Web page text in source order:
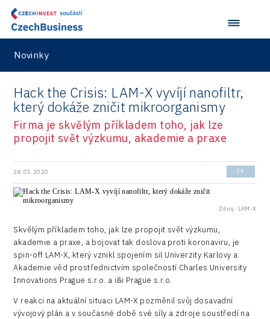
VisionCraft
Hunter Games
Kaleido
Virtual Lab
City
Manufacturing
Rail
Road
Connectivity
Consulting
Data services
Infrastructure
Logic/MaaS
R&D
Security
PPP projekty
Průmyslová zóna
Společenská odpovědnost
Technická infrastruktura
Technické vzdělávání
Konference Potenciál místní ekonomiky 2021
Konference Potenciál místní ekonomiky 2018
Pasportizace
Novinky
Hack the Crisis: LAM-X vyvíjí nanofiltr,
který dokáže zničit mikroorganismy
Firma je skvělým příkladem toho, jak lze
propojit svět výzkumu, akademie a praxe
28.05.2020 ČR
Zdroj: LAM-X
Skvělým příkladem toho, jak lze propojit svět výzkumu,
akademie a praxe, a bojovat tak doslova proti koronaviru, je
spin-off LAM-X, který vznikl spojením sil Univerzity Karlovy a
Akademie věd prostřednictvím společností Charles University
Innovations Prague s.r.o. a i&i Prague s.r.o.
V reakci na aktuální situaci LAM-X pozměnil svůj dosavadní
vývojový plán a v současné době své síly a zdroje soustředí na